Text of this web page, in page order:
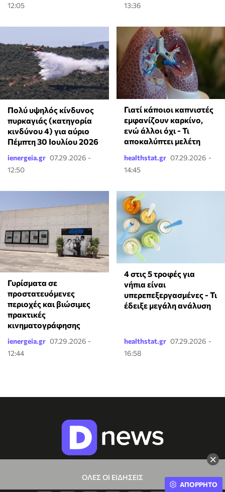
×
12:05
13:36
Πολύ υψηλός κίνδυνος
πυρκαγιάς (κατηγορία
κινδύνου 4) για αύριο
Πέμπτη 30 Ιουλίου 2026
ienergeia.gr 07.29.2026 -
12:50
Γιατί κάποιοι καπνιστές
εμφανίζουν καρκίνο,
ενώ άλλοι όχι - Τι
αποκαλύπτει μελέτη
healthstat.gr 07.29.2026 -
14:45
Γυρίσματα σε
προστατευόμενες
περιοχές και βιώσιμες
πρακτικές
κινηματογράφησης
ienergeia.gr 07.29.2026 -
12:44
4 στις 5 τροφές για
νήπια είναι
υπερεπεξεργασμένες - Τι
έδειξε μεγάλη ανάλυση
healthstat.gr 07.29.2026 -
16:58
ΟΛΕΣ ΟΙ ΕΙΔΗΣΕΙΣ
ΑΠΟΡΡΗΤΟ